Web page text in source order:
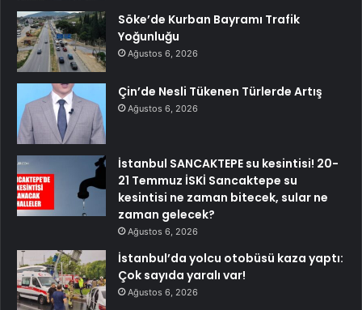
Söke’de Kurban Bayramı Trafik
Yoğunluğu
Ağustos 6, 2026
Çin’de Nesli Tükenen Türlerde Artış
Ağustos 6, 2026
İstanbul SANCAKTEPE su kesintisi! 20-
21 Temmuz İSKİ Sancaktepe su
kesintisi ne zaman bitecek, sular ne
zaman gelecek?
Ağustos 6, 2026
İstanbul’da yolcu otobüsü kaza yaptı:
Çok sayıda yaralı var!
Ağustos 6, 2026